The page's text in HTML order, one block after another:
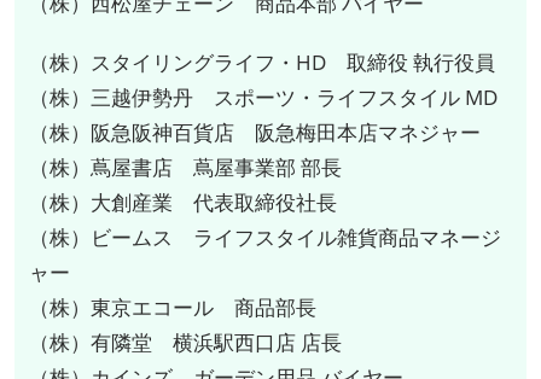
（株）スタイリングライフ・HD 取締役 執行役員
（株）三越伊勢丹 スポーツ・ライフスタイル MD
（株）阪急阪神百貨店 阪急梅田本店マネジャー
（株）蔦屋書店 蔦屋事業部 部長
（株）大創産業 代表取締役社長
（株）ビームス ライフスタイル雑貨商品マネージ
ャー
（株）東京エコール 商品部長
（株）有隣堂 横浜駅西口店 店長